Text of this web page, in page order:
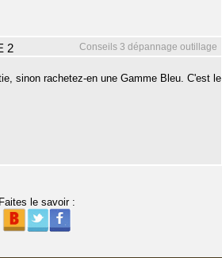
Conseils 3 dépannage outillage
2
sinon rachetez-en une Gamme Bleu. C'est le
Faites le savoir :